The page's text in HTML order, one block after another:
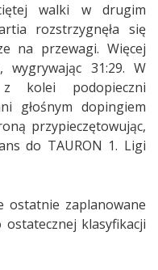
walki w drugim
rozstrzygnęła się
na przewagi. Więcej
wygrywając 31:29. W
kolei podopieczni
głośnym dopingiem
przypieczętowując,
do TAURON 1. Ligi
ostatnie zaplanowane
klasyfikacji